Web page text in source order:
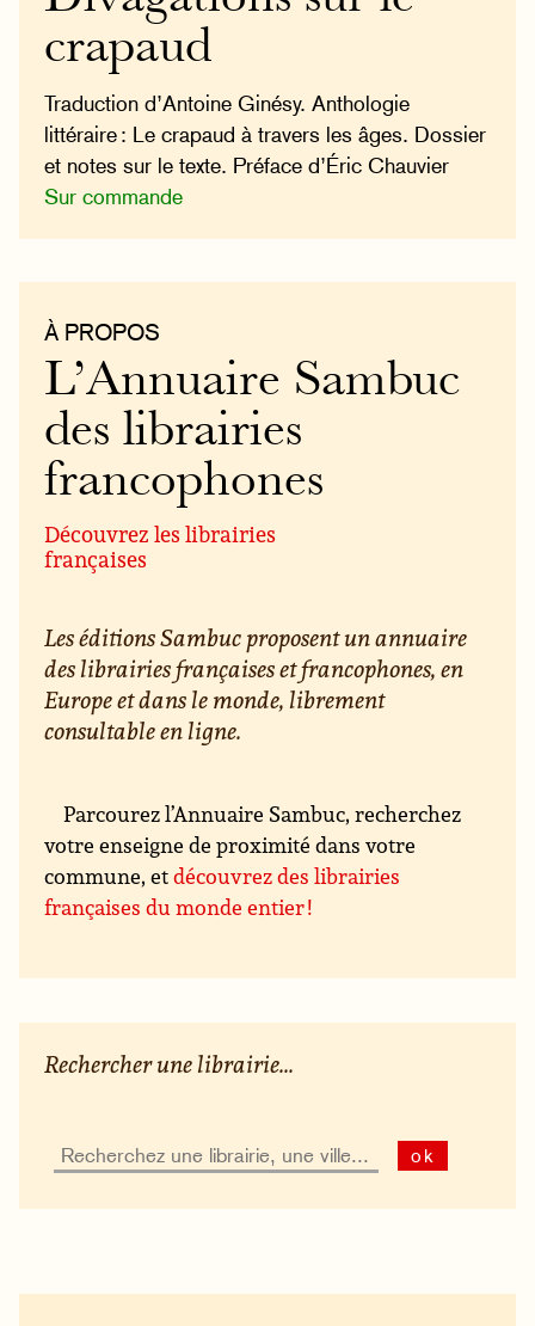
crapaud
Traduction d’Antoine Ginésy. Anthologie
littéraire : Le crapaud à travers les âges. Dossier
et notes sur le texte. Préface d’Éric Chauvier
Sur commande
À PROPOS
L’Annuaire Sambuc
des librairies
francophones
Découvrez les librairies
françaises
Les éditions Sambuc proposent un annuaire
des librairies françaises et francophones, en
Europe et dans le monde, librement
consultable en ligne.
Parcourez l’Annuaire Sambuc, recherchez
votre enseigne de proximité dans votre
commune, etdécouvrez des librairies
françaises du monde entier !
Rechercher une librairie...
ok